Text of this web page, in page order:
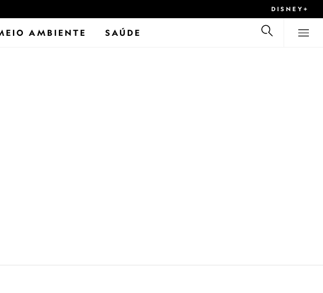
DISNEY+
AMBIENTE SAÚDE